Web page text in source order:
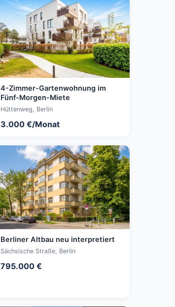
4-Zimmer-Gartenwohnung im
Fünf-Morgen-Miete
Hüttenweg, Berlin
3.000 €/Monat
Berliner Altbau neu interpretiert
Sächsische Straße, Berlin
795.000 €